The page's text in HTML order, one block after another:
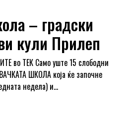
– градски
кули Прилеп
во ТЕК Само уште 15 слободни
ШКОЛА која ќе започне
недела) и...